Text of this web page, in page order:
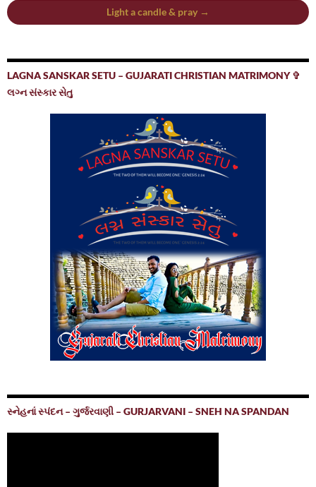
Light a candle & pray →
LAGNA SANSKAR SETU – GUJARATI CHRISTIAN MATRIMONY ✞
લગ્ન સંસ્કાર સેતુ
સ્નેહનાં સ્પંદન – ગુર્જરવાણી – GURJARVANI – SNEH NA SPANDAN